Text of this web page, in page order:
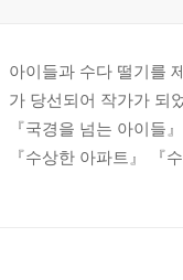
아이들과 수다 떨기를
가 당선되어 작가가 되
『국경을 넘는 아이들
『수상한 아파트』 『